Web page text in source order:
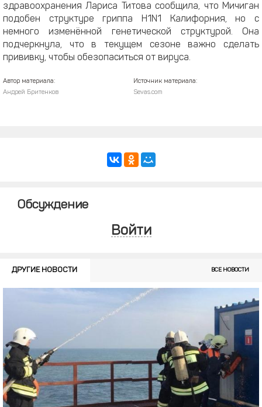
здравоохранения Лариса Титова сообщила, что Мичиган
подобен структуре гриппа Н1N1 Калифорния, но с
немного изменённой генетической структурой. Она
подчеркнула, что в текущем сезоне важно сделать
прививку, чтобы обезопаситься от вируса.
Автор материала:
Андрей Бритенков
Источник материала:
Sevas.com
Обсуждение
Войти
ДРУГИЕ НОВОСТИ ВСЕ НОВОСТИ